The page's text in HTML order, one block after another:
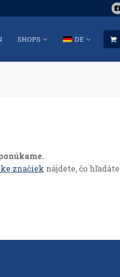
SHOPS DE
značiek nájdete, čo